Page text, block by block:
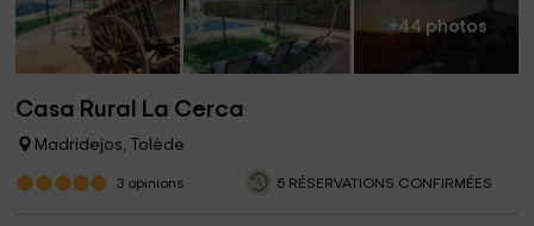
+44 photos
Casa Rural La Cerca
Madridejos, Tolède
3 opinions 5 RÉSERVATIONS CONFIRMÉES